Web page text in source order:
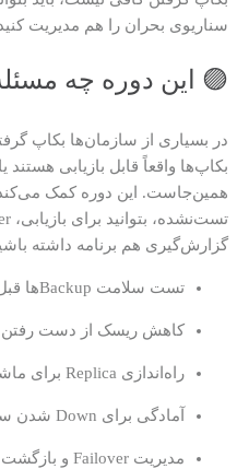
سناریوی بحران را هم مدیریت
🟣 این دوره چه
در بسیاری از سازمان‌ها بکاپ
بکاپ‌ها واقعاً قابل بازیابی
همین‌جاست. این دوره کمک
گزارش‌گیری هم برنامه داشته
تست سلامت Backupها قبل از زمان بحران
کاهش ریسک از دست
راه‌اندازی Replica برای ماشین‌های مجازی مهم
آمادگی برای Down شدن سایت اصلی
مدیریت Failover و بازگشت به وضعیت عادی